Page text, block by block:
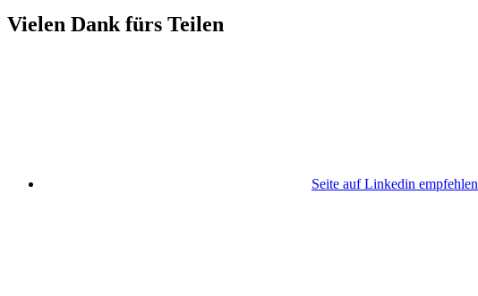
Vielen Dank fürs Teilen
Seite auf Linkedin empfehlen